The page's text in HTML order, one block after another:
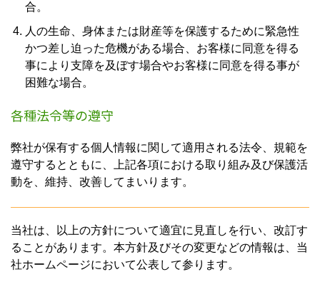
合。
人の生命、身体または財産等を保護するために緊急性
かつ差し迫った危機がある場合、お客様に同意を得る
事により支障を及ぼす場合やお客様に同意を得る事が
困難な場合。
各種法令等の遵守
弊社が保有する個人情報に関して適用される法令、規範を
遵守するとともに、上記各項における取り組み及び保護活
動を、維持、改善してまいります。
当社は、以上の方針について適宜に見直しを行い、改訂す
ることがあります。本方針及びその変更などの情報は、当
社ホームページにおいて公表して参ります。